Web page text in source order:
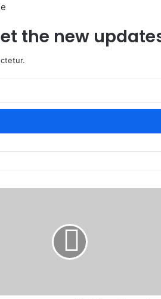
the new